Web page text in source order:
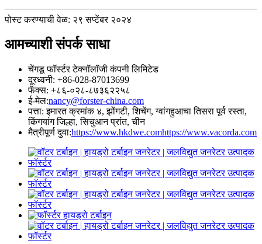
पोस्ट करण्याची वेळ: २९ सप्टेंबर २०२४
आमच्याशी संपर्क साधा
चेंगडू फॉर्स्टर टेक्नॉलॉजी कंपनी लिमिटेड
दूरध्वनी: +86-028-87013699
फॅक्स: +८६-०२८-८७३६२२५८
ई-मेल:nancy@forster-china.com
पत्ता: इमारत क्रमांक ४, झोंगटी, शिचेंग, ग्वांगहुआचा तिसरा पूर्व रस्ता,
किंगयांग जिल्हा, सिचुआन प्रांत, चीन
मैत्रीपूर्ण दुवा:https://www.hkdwe.comhttps://www.vacorda.com